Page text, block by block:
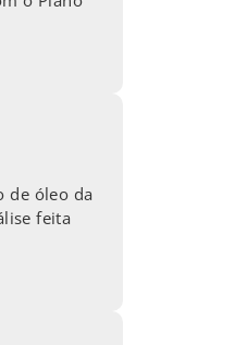
de óleo da
feita